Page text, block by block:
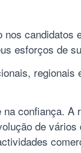
candidatos
esforços de
confiança.
de